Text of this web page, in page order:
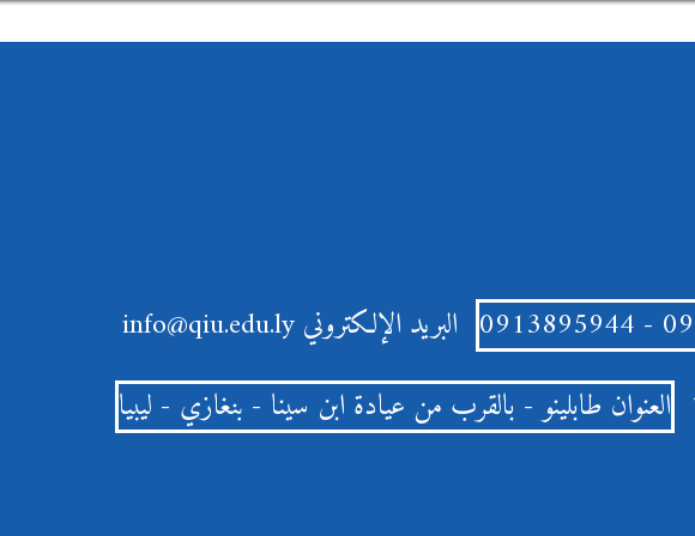
البريد الإلكتروني
العنوان طابلينو - بالقرب من عيادة ابن سينا - بنغازي - ليبيا